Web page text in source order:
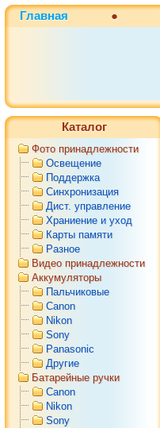
Главная ●
Каталог
Фото принадлежности
Освещение
Поддержка
Синхронизация
Дист. управление
Храниение и уход
Карты памяти
Разное
Видео принадлежности
Аккумуляторы
Пальчиковые
Canon
Nikon
Sony
Panasonic
Другие
Батарейные ручки
Canon
Nikon
Sony